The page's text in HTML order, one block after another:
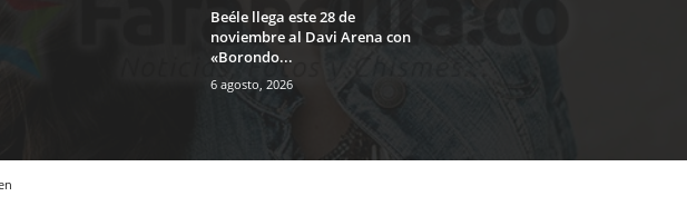
Beéle llega este 28 de
noviembre al Davi Arena con
«Borondo...
6 agosto, 2026